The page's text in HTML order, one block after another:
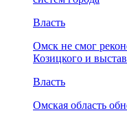
Власть
Омск не смог
Козицкого и
Власть
Омская область